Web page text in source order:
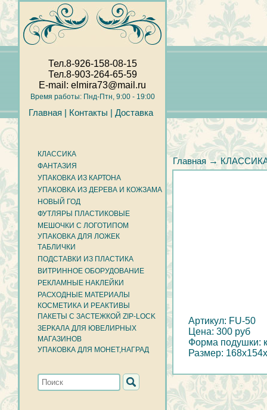
Тел.8-926-158-08-15
Тел.8-903-264-65-59
E-mail: elmira73@mail.ru
Время работы: Пнд-Птн, 9:00 - 19:00
Главная | Контакты | Доставка
КЛАССИКА
ФАНТАЗИЯ
УПАКОВКА ИЗ КАРТОНА
УПАКОВКА ИЗ ДЕРЕВА И КОЖЗАМА
НОВЫЙ ГОД
ФУТЛЯРЫ ПЛАСТИКОВЫЕ
МЕШОЧКИ С ЛОГОТИПОМ
УПАКОВКА ДЛЯ ЛОЖЕК
ТАБЛИЧКИ
ПОДСТАВКИ ИЗ ПЛАСТИКА
ВИТРИННОЕ ОБОРУДОВАНИЕ
РЕКЛАМНЫЕ НАКЛЕЙКИ
РАСХОДНЫЕ МАТЕРИАЛЫ
КОСМЕТИКА И РЕАКТИВЫ
ПАКЕТЫ С ЗАСТЕЖКОЙ ZIP-LOCK
ЗЕРКАЛА ДЛЯ ЮВЕЛИРНЫХ
МАГАЗИНОВ
УПАКОВКА ДЛЯ МОНЕТ,НАГРАД
Главная →
Артикул: FU-50
Цена: 300 руб
Форма подушки:
Размер: